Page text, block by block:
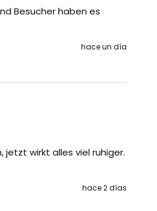
Besucher haben es
hace un día
jetzt wirkt alles viel ruhiger.
hace 2 días